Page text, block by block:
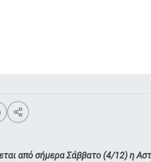
από σήμερα Σάββατο (4/12) η